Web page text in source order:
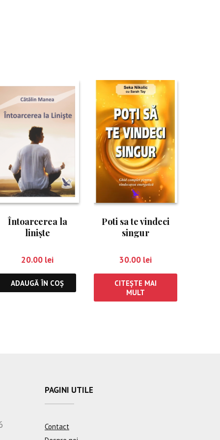
Întoarcerea la
linişte
20.00 lei
ADAUGĂ ÎN COȘ
Poti sa te vindeci
singur
30.00 lei
CITEȘTE MAI
MULT
PAGINI UTILE
Contact